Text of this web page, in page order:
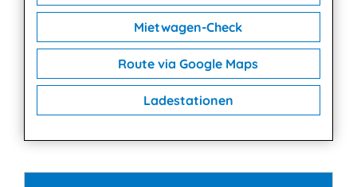
Mietwagen-Check
Route via Google Maps
Ladestationen